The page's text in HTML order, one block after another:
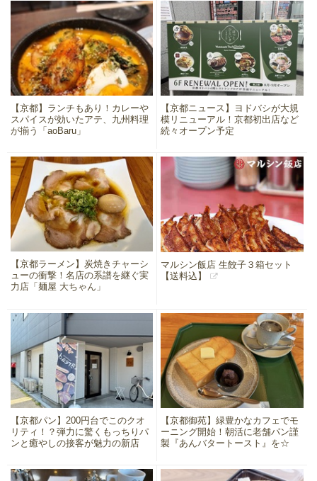
【京都】ランチもあり！カレーや
スパイスが効いたアテ、九州料理
が揃う「aoBaru」
【京都ニュース】ヨドバシが大規
模リニューアル！京都初出店など
続々オープン予定
【京都ラーメン】炭焼きチャーシ
ューの衝撃！名店の系譜を継ぐ実
力店「麺屋 大ちゃん」
マルシン飯店 生餃子３箱セット
【送料込】
【京都パン】200円台でこのクオ
リティ！？弾力に驚くもっちりパ
ンと癒やしの接客が魅力の新店
【京都御苑】緑豊かなカフェでモ
ーニング開始！朝活に老舗パン謹
製『あんバタートースト』を☆